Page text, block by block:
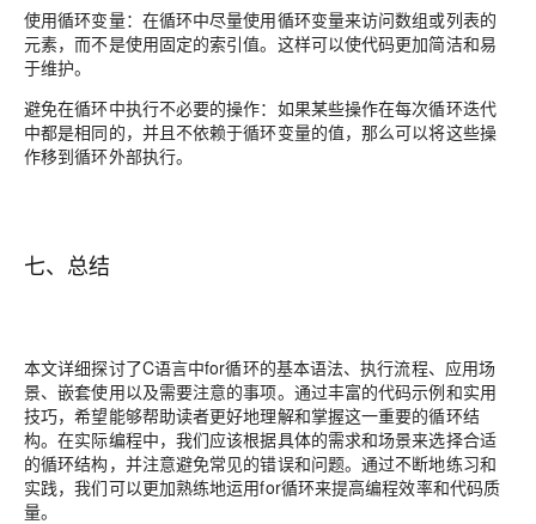
使用循环变量：在循环中尽量使用循环变量来访问数组或列表的
元素，而不是使用固定的索引值。这样可以使代码更加简洁和易
于维护。
避免在循环中执行不必要的操作：如果某些操作在每次循环迭代
中都是相同的，并且不依赖于循环变量的值，那么可以将这些操
作移到循环外部执行。
七、总结
本文详细探讨了C语言中for循环的基本语法、执行流程、应用场
景、嵌套使用以及需要注意的事项。通过丰富的代码示例和实用
技巧，希望能够帮助读者更好地理解和掌握这一重要的循环结
构。在实际编程中，我们应该根据具体的需求和场景来选择合适
的循环结构，并注意避免常见的错误和问题。通过不断地练习和
实践，我们可以更加熟练地运用for循环来提高编程效率和代码质
量。